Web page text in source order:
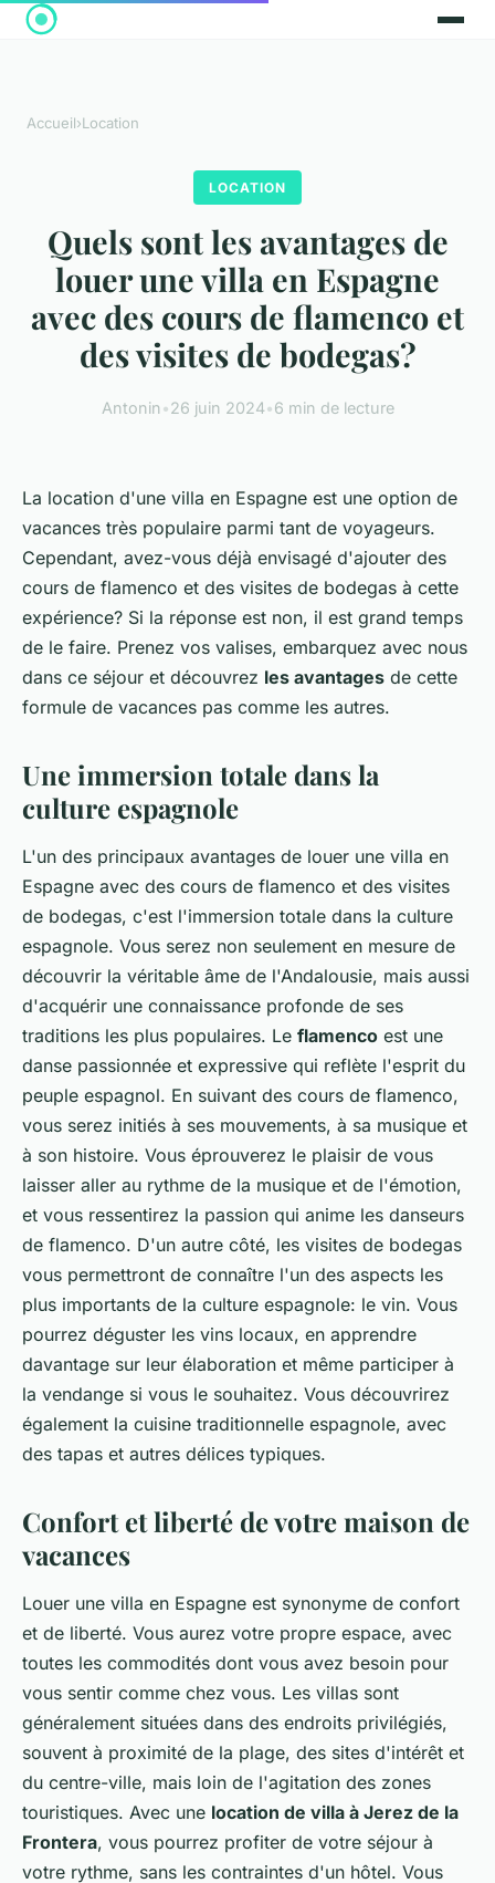
Accueil›Location
LOCATION
Quels sont les avantages de
louer une villa en Espagne
avec des cours de flamenco et
des visites de bodegas?
Antonin•26 juin 2024•6 min de lecture
La location d'une villa en Espagne est une option de
vacances très populaire parmi tant de voyageurs.
Cependant, avez-vous déjà envisagé d'ajouter des
cours de flamenco et des visites de bodegas à cette
expérience? Si la réponse est non, il est grand temps
de le faire. Prenez vos valises, embarquez avec nous
dans ce séjour et découvrez les avantages de cette
formule de vacances pas comme les autres.
Une immersion totale dans la
culture espagnole
L'un des principaux avantages de louer une villa en
Espagne avec des cours de flamenco et des visites
de bodegas, c'est l'immersion totale dans la culture
espagnole. Vous serez non seulement en mesure de
découvrir la véritable âme de l'Andalousie, mais aussi
d'acquérir une connaissance profonde de ses
traditions les plus populaires. Le flamenco est une
danse passionnée et expressive qui reflète l'esprit du
peuple espagnol. En suivant des cours de flamenco,
vous serez initiés à ses mouvements, à sa musique et
à son histoire. Vous éprouverez le plaisir de vous
laisser aller au rythme de la musique et de l'émotion,
et vous ressentirez la passion qui anime les danseurs
de flamenco. D'un autre côté, les visites de bodegas
vous permettront de connaître l'un des aspects les
plus importants de la culture espagnole: le vin. Vous
pourrez déguster les vins locaux, en apprendre
davantage sur leur élaboration et même participer à
la vendange si vous le souhaitez. Vous découvrirez
également la cuisine traditionnelle espagnole, avec
des tapas et autres délices typiques.
Confort et liberté de votre maison de
vacances
Louer une villa en Espagne est synonyme de confort
et de liberté. Vous aurez votre propre espace, avec
toutes les commodités dont vous avez besoin pour
vous sentir comme chez vous. Les villas sont
généralement situées dans des endroits privilégiés,
souvent à proximité de la plage, des sites d'intérêt et
du centre-ville, mais loin de l'agitation des zones
touristiques. Avec une location de villa à Jerez de la
Frontera, vous pourrez profiter de votre séjour à
votre rythme, sans les contraintes d'un hôtel. Vous